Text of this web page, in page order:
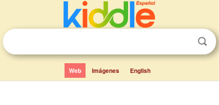
Web Imágenes English